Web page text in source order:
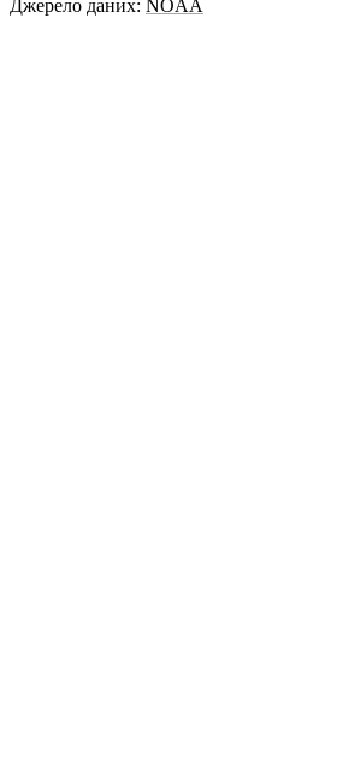
Джерело даних: NOAA